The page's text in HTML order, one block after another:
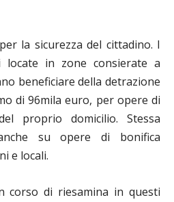
la sicurezza del cittadino. I
locate in zone consierate a
beneficiare della detrazione
di 96mila euro, per opere di
proprio domicilio. Stessa
su opere di bonifica
e locali.
corso di riesamina in questi